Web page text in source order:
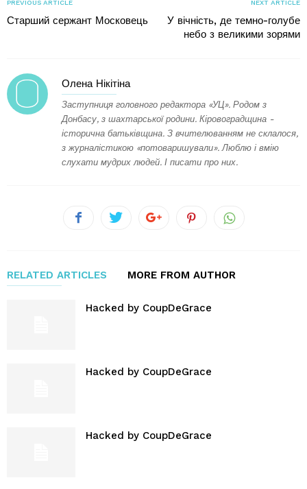
PREVIOUS ARTICLE
Старший сержант Московець
NEXT ARTICLE
У вічність, де темно-голубе
небо з великими зорями
Олена Нікітіна
Заступниця головного редактора «УЦ». Родом з
Донбасу, з шахтарської родини. Кіровоградщина -
історична батьківщина. З вчителюванням не склалося,
з журналістикою «потоваришували». Люблю і вмію
слухати мудрих людей. І писати про них.
RELATED ARTICLES MORE FROM AUTHOR
Hacked by CoupDeGrace
Hacked by CoupDeGrace
Hacked by CoupDeGrace